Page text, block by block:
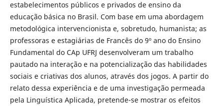
estabelecimentos públicos e privados de ensino da
educação básica no Brasil. Com base em uma abordagem
metodológica intervencionista e, sobretudo, humanista; as
professoras e estagiárias de Francês do 9º ano do Ensino
Fundamental do CAp UFRJ desenvolveram um trabalho
pautado na interação e na potencialização das habilidades
sociais e criativas dos alunos, através dos jogos. A partir do
relato dessa experiência e de uma investigação permeada
pela Linguística Aplicada, pretende-se mostrar os efeitos